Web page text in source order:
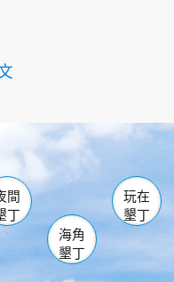
南仁湖
佳樂水
遊樂區
遊客中心
社頂公園 風吹沙
石 龍磐公園
香蕉灣
砂島
鵝鑾鼻
間
丁
海角
墾丁
玩在
墾丁